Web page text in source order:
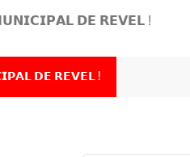
𝗗𝗘 𝗥𝗘𝗩𝗘𝗟 !
𝗗𝗘 𝗥𝗘𝗩𝗘𝗟 !